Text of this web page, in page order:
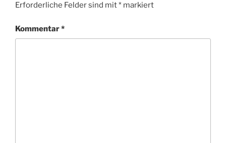
Erforderliche Felder sind mit* markiert
Kommentar*